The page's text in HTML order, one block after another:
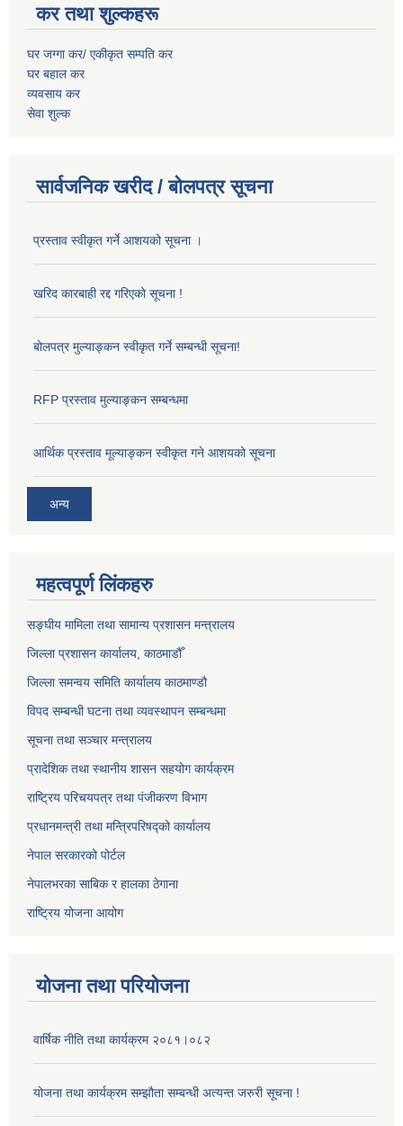
कर तथा शुल्कहरू
घर जग्गा कर/ एकीकृत सम्पति कर
घर बहाल कर
व्यवसाय कर
सेवा शुल्क
सार्वजनिक खरीद / बोलपत्र सूचना
प्रस्ताव स्वीकृत गर्ने आशयको सूचना ।
खरिद कारबाही रद्द गरिएको सूचना !
बोलपत्र मुल्याङ्कन स्वीकृत गर्ने सम्बन्धी सूचना!
RFP प्रस्ताव मुल्याङ्कन सम्बन्धमा
आर्थिक प्रस्ताव मूल्याङ्कन स्वीकृत गने आशयको सूचना
अन्य
महत्वपूर्ण लिंकहरु
सङ्‍घीय मामिला तथा सामान्य प्रशासन मन्त्रालय
जिल्ला प्रशासन कार्यालय, काठमाडौँ
जिल्ला समन्वय समिति कार्यालय काठमाण्ड‌ौ
विपद सम्बन्धी घटना तथा व्यवस्थापन सम्बन्धमा
सूचना तथा सञ्चार मन्त्रालय
प्रादेशिक तथा स्थानीय शासन सहयोग कार्यक्रम
राष्ट्रिय परिचयपत्र तथा पंजीकरण विभाग
प्रधानमन्त्री तथा मन्त्रिपरिषद्को कार्यालय
नेपाल सरकारको पोर्टल
नेपालभरका साबिक र हालका ठेगाना
राष्ट्रिय योजना आयोग
योजना तथा परियोजना
वार्षिक नीति तथा कार्यक्रम २०८१।०८२
योजना तथा कार्यक्रम सम्झौता सम्बन्धी अत्यन्त जरुरी सूचना !